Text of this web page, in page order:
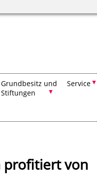
Grundbesitz und
Stiftungen
Service
profitiert von